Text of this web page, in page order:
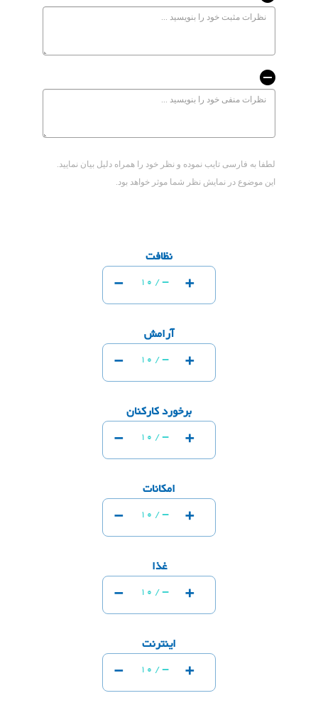
لطفا به فارسی تایب نموده و نظر خود را همراه دلیل بیان نمایید.
این موضوع در نمایش نظر شما موثر خواهد بود.
نظافت
- 10 / - +
آرامش
- 10 / - +
برخورد کارکنان
- 10 / - +
امکانات
- 10 / - +
غذا
- 10 / - +
اینترنت
- 10 / - +